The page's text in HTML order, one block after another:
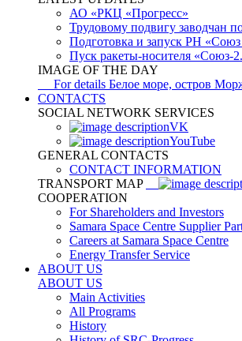
АО «РКЦ «Прогресс»
Трудовому подвигу заводчан
Подготовка и запуск РН
Пуск ракеты-носителя «Союз-
IMAGE OF THE DAY
For details Белое море, остров
CONTACTS
SOCIAL NETWORK SERVICES
VK
YouTube
GENERAL CONTACTS
CONTACT INFORMATION
TRANSPORT MAP
COOPERATION
For Shareholders and Investors
Samara Space Centre Supplier
Careers at Samara Space Centre
Energy Transfer Service
ABOUT US
ABOUT US
Main Activities
All Programs
History